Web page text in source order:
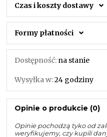
Czas i koszty dostawy
Formy płatności
Dostępność: na stanie
Wysyłka w:24 godziny
Opinie o produkcie (0)
Opinie pochodzą tyko od
weryfikujemy, czy kupili